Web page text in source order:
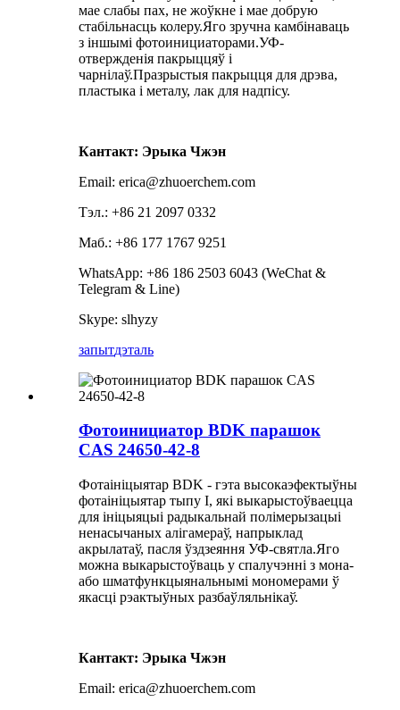
мае слабы пах, не жоўкне і мае добрую
стабільнасць колеру.Яго зручна камбінаваць
з іншымі фотоинициаторами.УФ-
отвержденія пакрыццяў і
чарнілаў.Празрыстыя пакрыцця для дрэва,
пластыка і металу, лак для надпісу.
Кантакт: Эрыка Чжэн
Email: erica@zhuoerchem.com
Тэл.: +86 21 2097 0332
Маб.: +86 177 1767 9251
WhatsApp: +86 186 2503 6043 (WeChat &
Telegram & Line)
Skype: slhyzy
запытдэталь
Фотоинициатор BDK парашок
CAS 24650-42-8
Фотаініцыятар BDK - гэта высокаэфектыўны
фотаініцыятар тыпу I, які выкарыстоўваецца
для ініцыяцыі радыкальнай полімерызацыі
ненасычаных алігамераў, напрыклад
акрылатаў, пасля ўздзеяння УФ-святла.Яго
можна выкарыстоўваць у спалучэнні з мона-
або шматфункцыянальнымі мономерами ў
якасці рэактыўных разбаўляльнікаў.
Кантакт: Эрыка Чжэн
Email: erica@zhuoerchem.com